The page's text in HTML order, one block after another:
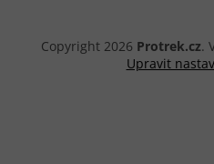
Copyright 2026 Protrek.cz.
Upravit